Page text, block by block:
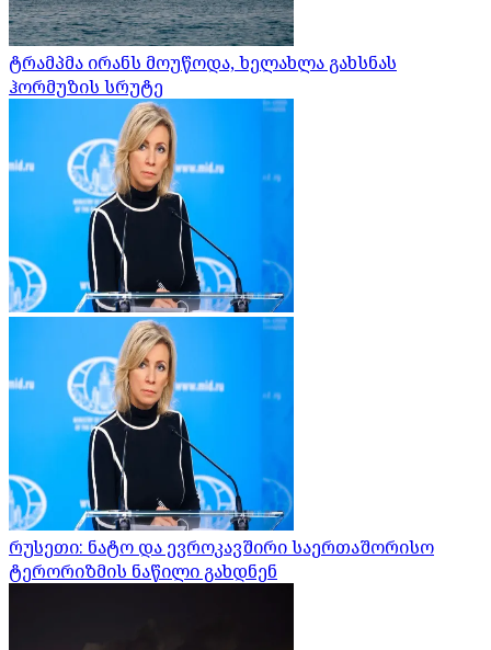
ტრამპმა ირანს მოუწოდა, ხელახლა გახსნას
ჰორმუზის სრუტე
რუსეთი: ნატო და ევროკავშირი საერთაშორისო
ტერორიზმის ნაწილი გახდნენ